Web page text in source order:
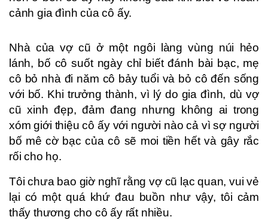
cảnh gia đình của cô ấy.
Nhà của vợ cũ ở một ngôi làng vùng núi hẻo
lánh, bố cô suốt ngày chỉ biết đánh bài bạc, mẹ
cô bỏ nhà đi năm cô bảy tuổi và bỏ cô đến sống
với bố. Khi trưởng thành, vì lý do gia đình, dù vợ
cũ xinh đẹp, đảm đang nhưng không ai trong
xóm giới thiệu cô ấy với người nào cả vì sợ người
bố mê cờ bạc của cô sẽ moi tiền hết và gây rắc
rối cho họ.
Tôi chưa bao giờ nghĩ rằng vợ cũ lạc quan, vui vẻ
lại có một quá khứ đau buồn như vậy, tôi cảm
thấy thương cho cô ấy rất nhiều.